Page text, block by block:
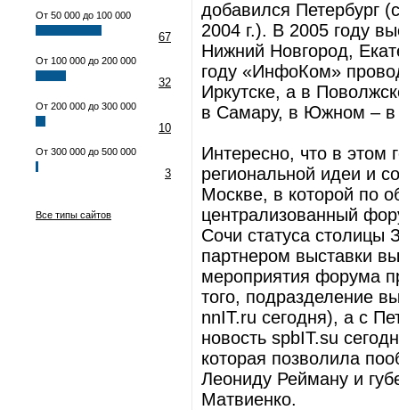
От 50 000 до 100 000
67
От 100 000 до 200 000
32
От 200 000 до 300 000
10
От 300 000 до 500 000
3
Все типы сайтов
добавился Петербург
2004 г.). В 2005 году
Нижний Новгород,
году «ИнфоКом»
Иркутске, а в
в Самару, в Южном – в
Интересно, что в этом
региональной идеи и
Москве, в которой по
централизованный
Сочи статуса столицы
партнером выставки
мероприятия форума
того, подразделение
nnIT.ru сегодня), а с
новость spbIT.su
которая позволила
Леониду Рейману и
Матвиенко.